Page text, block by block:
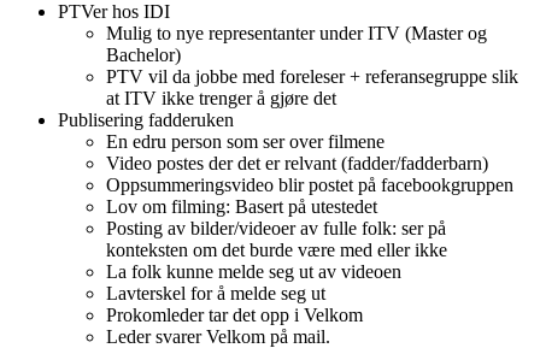
PTVer hos IDI
Mulig to nye representanter under ITV (Master og
Bachelor)
PTV vil da jobbe med foreleser + referansegruppe slik
at ITV ikke trenger å gjøre det
Publisering fadderuken
En edru person som ser over filmene
Video postes der det er relvant (fadder/fadderbarn)
Oppsummeringsvideo blir postet på facebookgruppen
Lov om filming: Basert på utestedet
Posting av bilder/videoer av fulle folk: ser på
konteksten om det burde være med eller ikke
La folk kunne melde seg ut av videoen
Lavterskel for å melde seg ut
Prokomleder tar det opp i Velkom
Leder svarer Velkom på mail.